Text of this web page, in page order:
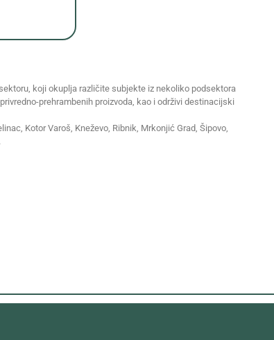
koji okuplja različite subjekte iz nekoliko podsektora
prehrambenih proizvoda, kao i održivi destinacijski
Kotor Varoš, Kneževo, Ribnik, Mrkonjić Grad, Šipovo,